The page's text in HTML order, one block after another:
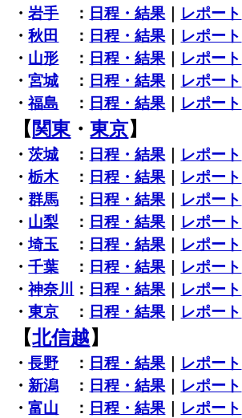
・岩手 ： 日程・結果
レポート
・秋田 ： 日程・結果
レポート
・ 山形 ： 日程・結果
レポート
・宮城 ： 日程・結果
レポート
・福島 ： 日程・結果 レポート
【 関東 ・ 東京】
・茨城 ： 日程・結果
レポート
・栃木： 日程・結果
レポート
・群馬 ： 日程・結果
レポート
・ 山梨 ： 日程・結果
レポート
・埼玉 ： 日程・結果
レポート
・千葉 ： 日程・結果
レポート
・神奈川 ： 日程・結果
レポート
・東京 ： 日程・結果 レポート
【北信越】
・長野 ： 日程・結果
レポート
・ 新潟 ： 日程・結果
レポート
・富山 ： 日程・結果
レポート